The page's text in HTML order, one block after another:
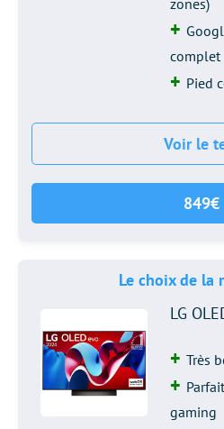
zones)
complet
Pied
Voir le
849€
Le choix de la
LG
Très
gaming